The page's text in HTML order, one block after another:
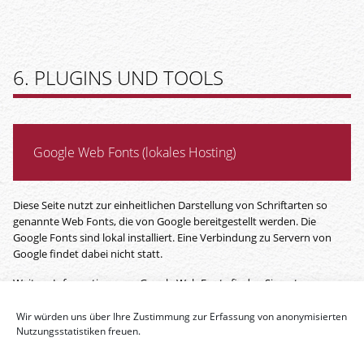
Wir würden uns über Ihre Zustimmung zur Erfassung von anonymisierten
Nutzungsstatistiken freuen.
6. PLUGINS UND TOOLS
Google Web Fonts (lokales Hosting)
Diese Seite nutzt zur einheitlichen Darstellung von Schriftarten so
genannte Web Fonts, die von Google bereitgestellt werden. Die
Google Fonts sind lokal installiert. Eine Verbindung zu Servern von
Google findet dabei nicht statt.
Weitere Informationen zu Google Web Fonts finden Sie unter
Datenschutzerklärung von Google:
https://policies.google.com/privacy?hl=de